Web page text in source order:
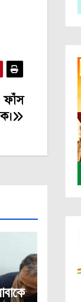
ফাঁস